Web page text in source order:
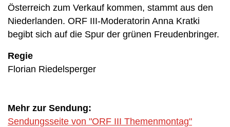
Österreich zum Verkauf kommen, stammt aus den
Niederlanden. ORF III-Moderatorin Anna Kratki
begibt sich auf die Spur der grünen Freudenbringer.
Regie
Florian Riedelsperger
Mehr zur Sendung:
Sendungsseite von "ORF III Themenmontag"